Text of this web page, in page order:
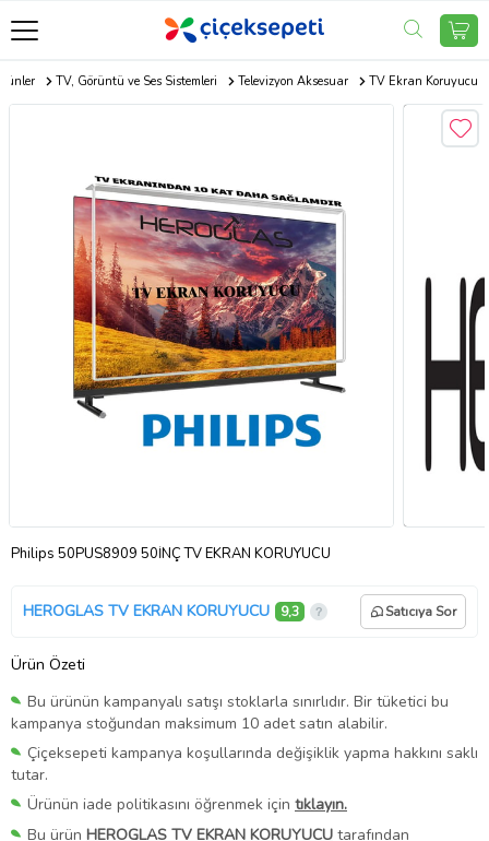
TV, Görüntü ve Ses Sistemleri Televizyon Aksesuar TV Ekran Koruyucu
Philips 50PUS8909 50İNÇ TV EKRAN KORUYUCU
HEROGLAS TV EKRAN KORUYUCU 9,3 Satıcıya Sor
Ürün Özeti
Bu ürünün kampanyalı satışı stoklarla sınırlıdır. Bir tüketici bu
kampanya stoğundan maksimum 10 adet satın alabilir.
Çiçeksepeti kampanya koşullarında değişiklik yapma hakkını saklı
tutar.
Ürünün iade politikasını öğrenmek için tıklayın.
Bu ürün HEROGLAS TV EKRAN KORUYUCU tarafından